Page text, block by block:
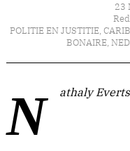
23
POLITIE EN JUSTITIE,
BONAIRE,
Nathaly